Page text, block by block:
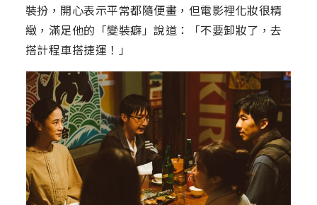
裝扮，開心表示平常都隨便畫，但電影裡化妝很精
緻，滿足他的「變裝癖」說道：「不要卸妝了，去
搭計程車搭捷運！」